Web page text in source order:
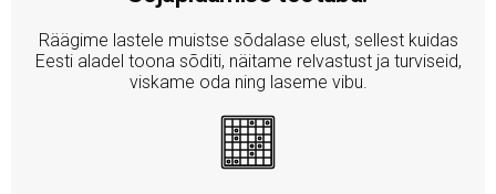
Räägime lastele muistse sõdalase elust, sellest kuidas
Eesti aladel toona sõditi, näitame relvastust ja turviseid,
viskame oda ning laseme vibu.